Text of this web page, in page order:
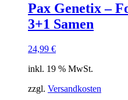
Pax Genetix –
3+1 Samen
24,99 €
inkl. 19 % MwSt.
zzgl. Versandkosten